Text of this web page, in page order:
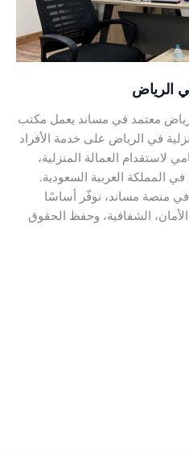
الرياض
معتمد في مساند يعمل مكتب
في الرياض على خدمة الأفراد
لاستقدام العمالة المنزلية،
المملكة العربية السعودية.
منصة مساند، نوفّر أساسًا
الشفافية، وحفظ الحقوق